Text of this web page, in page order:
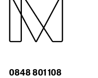
0848 801 108